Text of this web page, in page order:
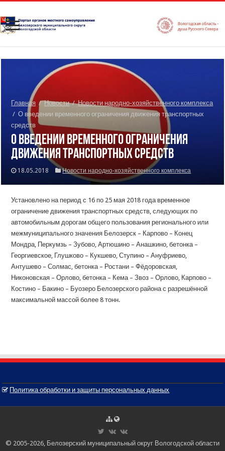
Главная / Новости / Новости народно-хозяйственного комплекса
/ О введении временного ограничения движения транспортных
средств
О введении временного ограничения
движения транспортных средств
18.05.2018 Новости народно-хозяйственного комплекса
Установлено на период с 16 по 25 мая 2018 года временное
ограничение движения транспортных средств, следующих по
автомобильным дорогам общего пользования регионального или
межмуниципального значения Белозерск – Карпово – Конец
Мондра, Перкумзь – Зубово, Артюшино – Анашкино, бетонка –
Георгиевское, Глушково – Кукшево, Ступино – Ануфриево,
Антушево – Солмас, бетонка – Ростани – Фёдоровская,
Никоновская – Орлово, бетонка – Кема – Звоз – Орлово, Карпово –
Костино – Бакино – Буозеро Белозерского района с разрешённой
максимальной массой более 8 тонн.
Политика обработки и защиты персональных данных
© 2005-2026, Белозерский муниципальный округ Вологодской области